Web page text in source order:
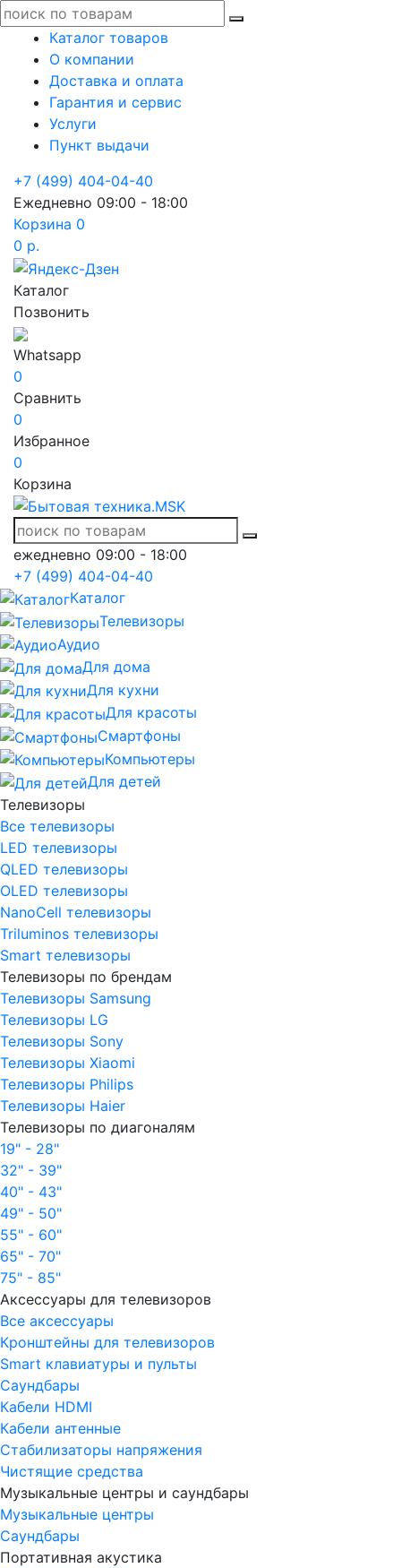
Каталог товаров
О компании
Доставка и оплата
Гарантия и сервис
Услуги
Пункт выдачи
+7 (499) 404-04-40
Ежедневно 09:00 - 18:00
Корзина 0
0 р.
Каталог
Позвонить
Whatsapp
0
Сравнить
0
Избранное
0
Корзина
ежедневно 09:00 - 18:00
+7 (499) 404-04-40
Каталог
Телевизоры
Аудио
Для дома
Для кухни
Для красоты
Смартфоны
Компьютеры
Для детей
Телевизоры
Все телевизоры
LED телевизоры
QLED телевизоры
OLED телевизоры
NanoCell телевизоры
Triluminos телевизоры
Smart телевизоры
Телевизоры по брендам
Телевизоры Samsung
Телевизоры LG
Телевизоры Sony
Телевизоры Xiaomi
Телевизоры Philips
Телевизоры Haier
Телевизоры по диагоналям
19" - 28"
32" - 39"
40" - 43"
49" - 50"
55" - 60"
65" - 70"
75" - 85"
Аксессуары для телевизоров
Все аксессуары
Кронштейны для телевизоров
Smart клавиатуры и пульты
Саундбары
Кабели HDMI
Кабели антенные
Стабилизаторы напряжения
Чистящие средства
Музыкальные центры и саундбары
Музыкальные центры
Саундбары
Портативная акустика